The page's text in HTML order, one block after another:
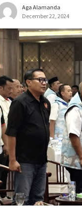
Aga Alamanda
December 22, 2024